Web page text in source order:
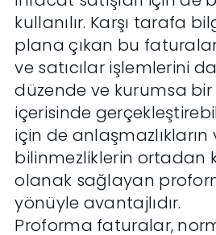
kullanılır. Karşı tarafa
plana çıkan bu faturalar
ve satıcılar işlemlerini
düzende ve kurumsa
içerisinde
için de anlaşmazlıkların
bilinmezliklerin ortadan
olanak sağlayan
yönüyle avantajlıdır.
Proforma faturalar,